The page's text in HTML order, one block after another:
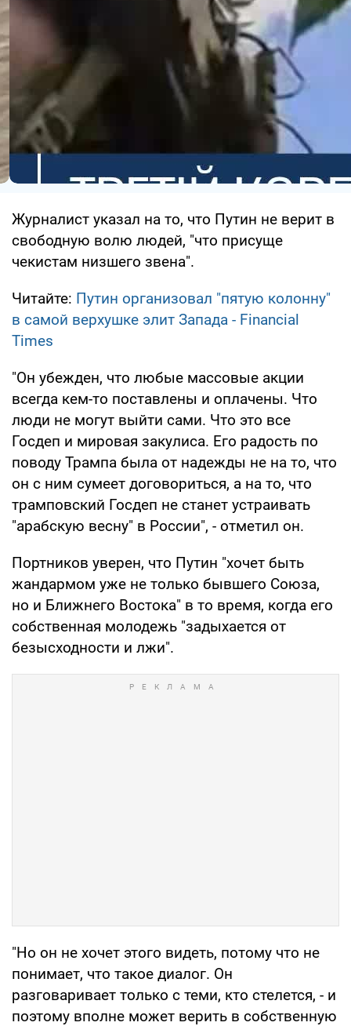
Журналист указал на то, что Путин не верит в
свободную волю людей, "что присуще
чекистам низшего звена".
Читайте: Путин организовал "пятую колонну"
в самой верхушке элит Запада - Financial
Times
"Он убежден, что любые массовые акции
всегда кем-то поставлены и оплачены. Что
люди не могут выйти сами. Что это все
Госдеп и мировая закулиса. Его радость по
поводу Трампа была от надежды не на то, что
он с ним сумеет договориться, а на то, что
трамповский Госдеп не станет устраивать
"арабскую весну" в России", - отметил он.
Портников уверен, что Путин "хочет быть
жандармом уже не только бывшего Союза,
но и Ближнего Востока" в то время, когда его
собственная молодежь "задыхается от
безысходности и лжи".
"Но он не хочет этого видеть, потому что не
понимает, что такое диалог. Он
разговаривает только с теми, кто стелется, - и
поэтому вполне может верить в собственную